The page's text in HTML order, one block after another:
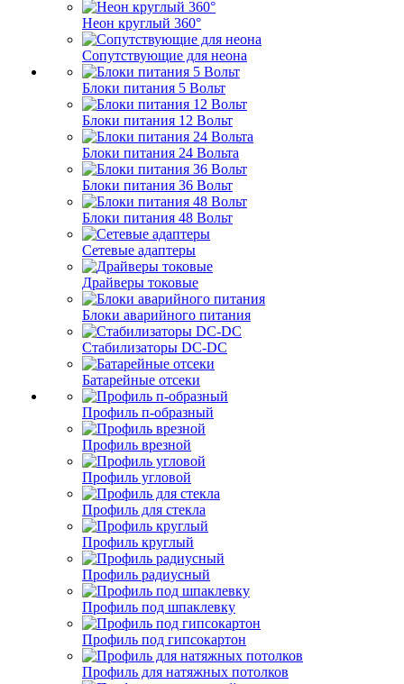
Неон круглый 360°
Сопутствующие для неона
Блоки питания 5 Вольт
Блоки питания 12 Вольт
Блоки питания 24 Вольта
Блоки питания 36 Вольт
Блоки питания 48 Вольт
Сетевые адаптеры
Драйверы токовые
Блоки аварийного питания
Стабилизаторы DC-DC
Батарейные отсеки
Профиль п-образный
Профиль врезной
Профиль угловой
Профиль для стекла
Профиль круглый
Профиль радиусный
Профиль под шпаклевку
Профиль под гипсокартон
Профиль для натяжных потолков